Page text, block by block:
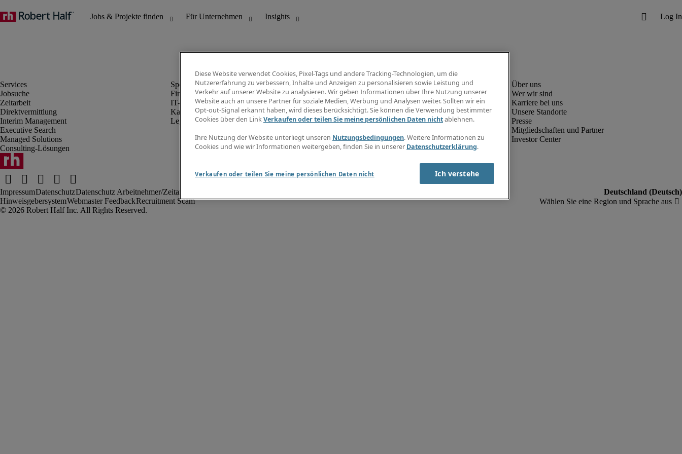
Jobsuche
Zeitarbeit
Direktvermittlung
Interim Management
Executive Search
Managed Solutions
Consulting-Lösungen
Finanz- & Rechnungswesen
IT-Bereich
Kaufmännischer Bereich
Legal
Info Center
Jobübersicht
Gehaltsübersicht
E-Learning
Wer wir sind
Karriere bei uns
Unsere Standorte
Presse
Mitgliedschaften und Partner
Investor Center
ImpressumDatenschutzDatenschutz Arbeitnehmer/Zeitarbeitskräfte
HinweisgebersystemWebmaster FeedbackRecruitment Scam
Diese Website verwendet Cookies, Pixel-Tags und andere Tracking-Technologien, um die
Nutzererfahrung zu verbessern, Inhalte und Anzeigen zu personalisieren sowie Leistung und
Verkehr auf unserer Website zu analysieren. Wir geben Informationen über Ihre Nutzung unserer
Website auch an unsere Partner für soziale Medien, Werbung und Analysen weiter. Sollten wir ein
Opt-out-Signal erkannt haben, wird dieses berücksichtigt. Sie können die Verwendung bestimmter
Cookies über den LinkVerkaufen oder teilen Sie meine persönlichen Daten nichtablehnen.
Ihre Nutzung der Website unterliegt unseren Nutzungsbedingungen. Weitere Informationen zu
Cookies und wie wir Informationen weitergeben, finden Sie in unserer Datenschutzerklärung.
Verkaufen oder teilen Sie meine persönlichen Daten nicht Ich verstehe